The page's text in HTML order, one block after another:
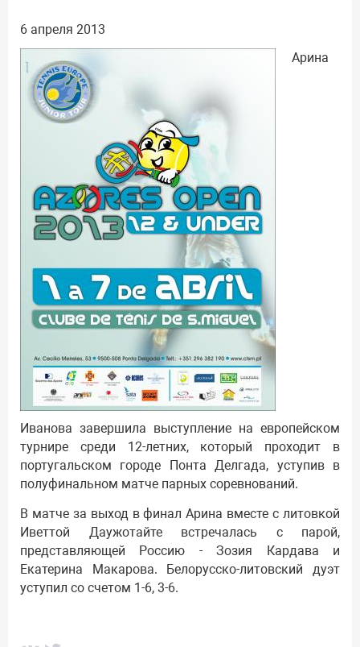
6 апреля 2013
Арина
Иванова завершила выступление на европейском
турнире среди 12-летних, который проходит в
португальском городе Понта Делгада, уступив в
полуфинальном матче парных соревнований.
В матче за выход в финал Арина вместе с литовкой
Иветтой Даужотайте встречалась с парой,
представляющей Россию - Зозия Кардава и
Екатерина Макарова. Белорусско-литовский дуэт
уступил со счетом 1-6, 3-6.